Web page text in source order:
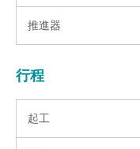
推進器
行程
起工